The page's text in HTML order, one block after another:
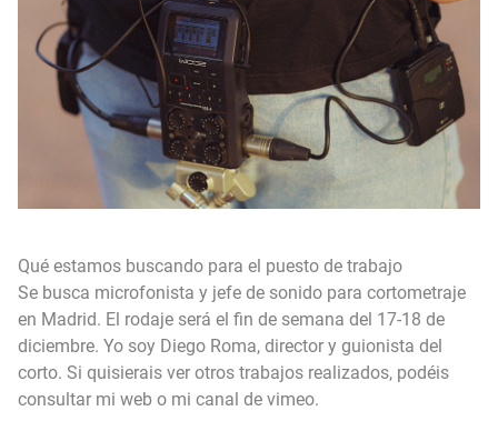
Qué estamos buscando para el puesto de trabajo
Se busca microfonista y jefe de sonido para cortometraje
en Madrid. El rodaje será el fin de semana del 17-18 de
diciembre. Yo soy Diego Roma, director y guionista del
corto. Si quisierais ver otros trabajos realizados, podéis
consultar mi web o mi canal de vimeo.